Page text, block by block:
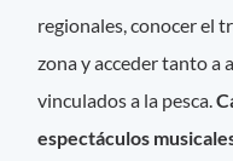
regionales, conocer el
zona y acceder tanto a
vinculados a la pesca.
espectáculos